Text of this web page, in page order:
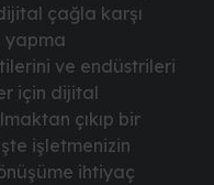
çağla karşı
yapma
ve endüstrileri
için dijital
çıkıp bir
işletmenizin
ihtiyaç